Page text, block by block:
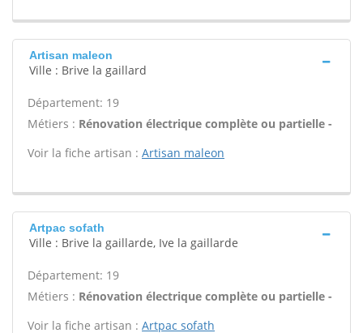
Artisan maleon
Ville : Brive la gaillard
Département: 19
Métiers : Rénovation électrique complète ou partielle -
Voir la fiche artisan : Artisan maleon
Artpac sofath
Ville : Brive la gaillarde, Ive la gaillarde
Département: 19
Métiers : Rénovation électrique complète ou partielle -
Voir la fiche artisan : Artpac sofath